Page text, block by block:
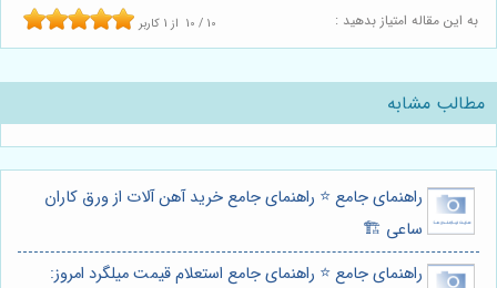
به این مقاله امتیاز بدهید : 10 / 10 از 1 کاربر
مطالب مشابه
راهنمای جامع ⭐️ راهنمای جامع خرید آهن آلات از ورق کاران
ساعی 🏗️
راهنمای جامع ⭐️ راهنمای جامع استعلام قیمت میلگرد امروز: